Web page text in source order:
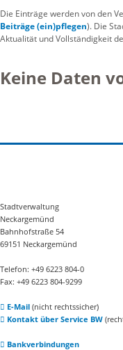
Die Einträge werden von den
Beiträge (ein)pflegen). Die
Aktualität und Vollständigkeit
Keine Daten
Stadtverwaltung
Neckargemünd
Bahnhofstraße 54
69151 Neckargemünd
Telefon: +49 6223 804-0
Fax: +49 6223 804-9299
E-Mail(nicht rechtssicher)
Kontakt über Service BW
Bankverbindungen